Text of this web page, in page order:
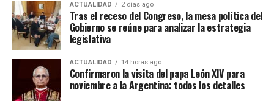
ACTUALIDAD 2 días ago
Tras el receso del Congreso, la mesa política del
Gobierno se reúne para analizar la estrategia
legislativa
ACTUALIDAD 14 horas ago
Confirmaron la visita del papa León XIV para
noviembre a la Argentina: todos los detalles